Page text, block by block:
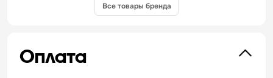
Все товары бренда
Оплата